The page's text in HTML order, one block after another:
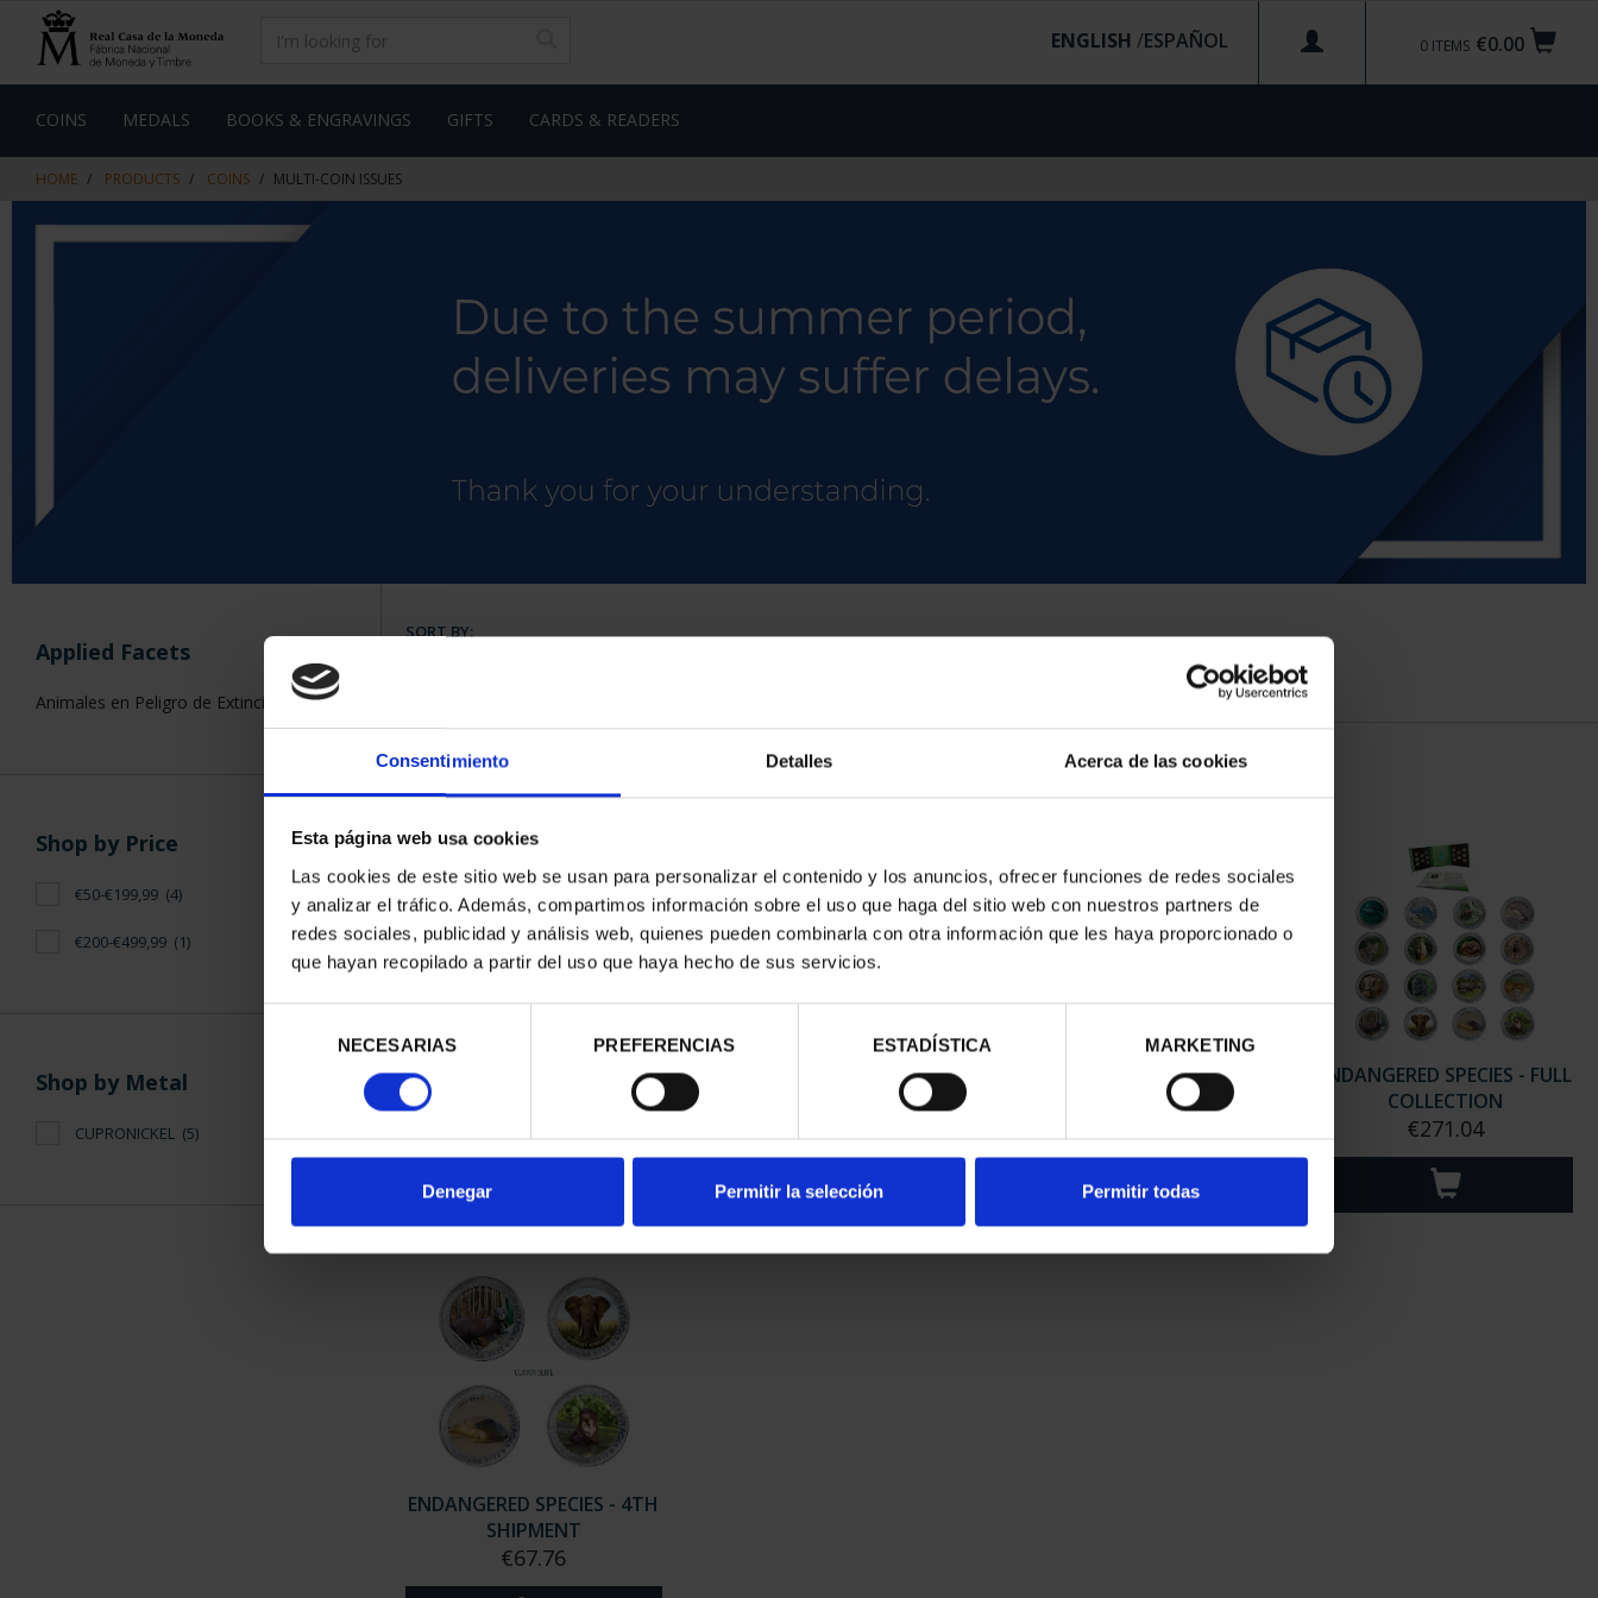
Consentimiento Detalles Acerca de las cookies
Esta página web usa cookies
Las cookies de este sitio web se usan para personalizar el contenido y los anuncios, ofrecer funciones de redes sociales
y analizar el tráfico. Además, compartimos información sobre el uso que haga del sitio web con nuestros partners de
redes sociales, publicidad y análisis web, quienes pueden combinarla con otra información que les haya proporcionado o
que hayan recopilado a partir del uso que haya hecho de sus servicios.
consentimiento
NECESARIAS PREFERENCIAS ESTADÍSTICA MARKETING
Denegar Permitir la selección Permitir todas
content
navigation
menu
€0.00
0 ITEMS
ENGLISH /
COINS MEDALS BOOKS & ENGRAVINGS GIFTS CARDS & READERS
HOME PRODUCTS COINS MULTI-COIN ISSUES
Applied Facets
Animales en Peligro de Extinción
Shop by Price
€50-€199,99 (4)
€200-€499,99 (1)
Shop by Metal
CUPRONICKEL (5)
SORT BY:
5 Products found
ENDANGERED SPECIES -
ALBUM+4 FIRST COINS
ENDANGERED SPECIES - 2ND
ENDANGERED SPECIES - 3RD
SHIPMENT
ENDANGERED SPECIES - FULL
COLLECTION
€271.04
ENDANGERED SPECIES - 4TH
SHIPMENT
€67.76